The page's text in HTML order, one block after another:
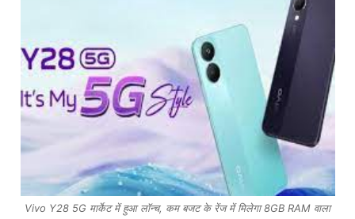
Vivo Y28 5G मार्केट में हुआ लॉन्च, कम बजट के रेंज में मिलेगा 8GB RAM वाला